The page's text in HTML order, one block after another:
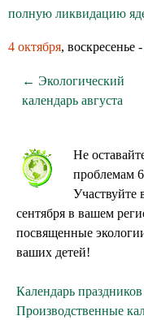
полную ликвидацию
4 октября, воскресенье -
← Экологический
календарь августа
Не
проблемам
Участвуйте
сентября в вашем
посвященные
ваших детей!
Календарь
Производственные